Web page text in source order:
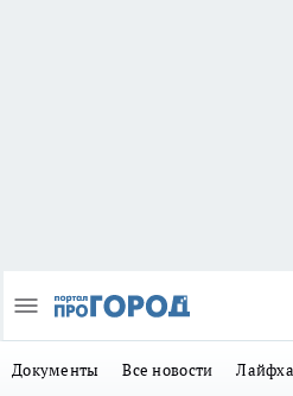
Документы Все новости